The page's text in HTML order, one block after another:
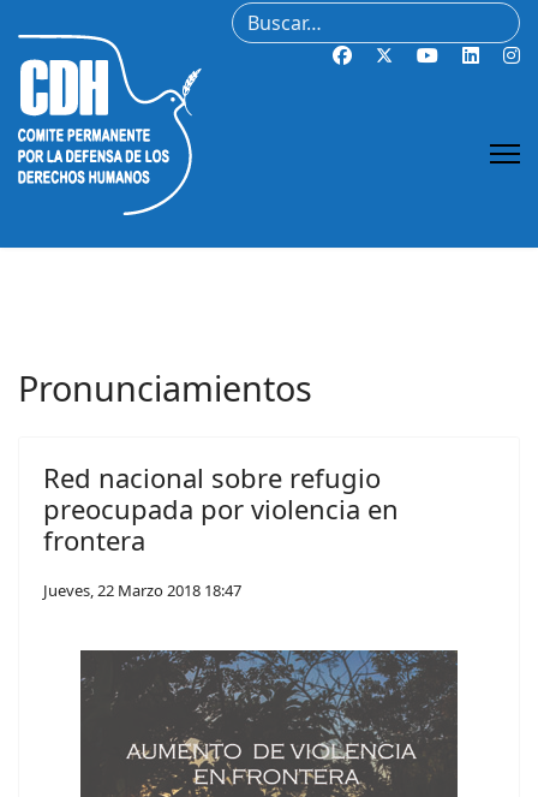
Buscar
Pronunciamientos
Red nacional sobre refugio
preocupada por violencia en
frontera
Jueves, 22 Marzo 2018 18:47